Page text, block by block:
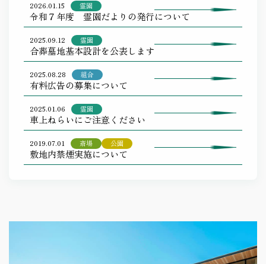
2026.01.15 霊園
令和７年度 霊園だよりの発行について
2025.09.12 霊園
合葬墓地基本設計を公表します
2025.08.28 組合
有料広告の募集について
2025.01.06 霊園
車上ねらいにご注意ください
2019.07.01 斎場 公園
敷地内禁煙実施について